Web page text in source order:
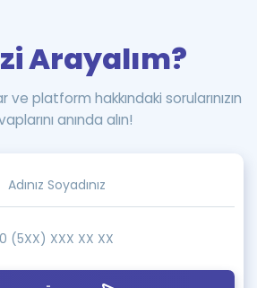
Arayalım?
platform hakkındaki sorularınızın
anında alın!